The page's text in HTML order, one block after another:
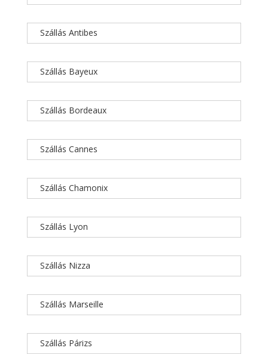
Szállás Antibes
Szállás Bayeux
Szállás Bordeaux
Szállás Cannes
Szállás Chamonix
Szállás Lyon
Szállás Nizza
Szállás Marseille
Szállás Párizs